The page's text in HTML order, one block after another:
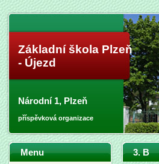
Základní škola Plzeň
- Újezd
Národní 1, Plzeň
příspěvková organizace
3. B
Menu